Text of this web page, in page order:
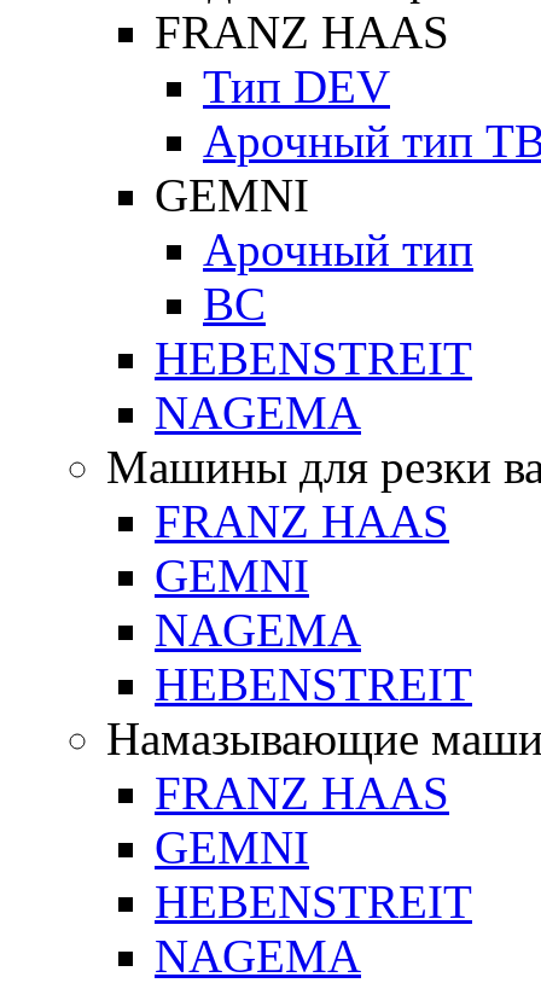
FRANZ HAAS
Тип DEV
Арочный тип
GEMNI
Арочный тип
ВС
HEBENSTREIT
NAGEMA
Машины для резки
FRANZ HAAS
GEMNI
NAGEMA
HEBENSTREIT
Намазывающие
FRANZ HAAS
GEMNI
HEBENSTREIT
NAGEMA